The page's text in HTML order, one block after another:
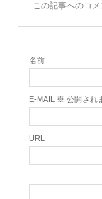
この記事へのコメ
名前
E-MAIL ※ 公開さ
URL